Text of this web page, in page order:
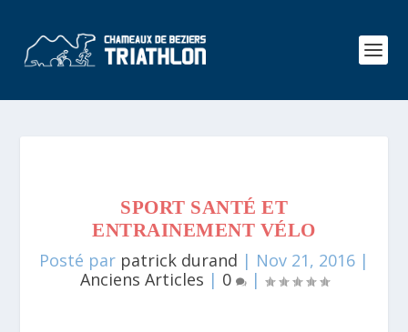
SPORT SANTÉ ET
ENTRAINEMENT VÉLO
Posté par patrick durand | Nov 21, 2016 |
Anciens Articles | 0 |